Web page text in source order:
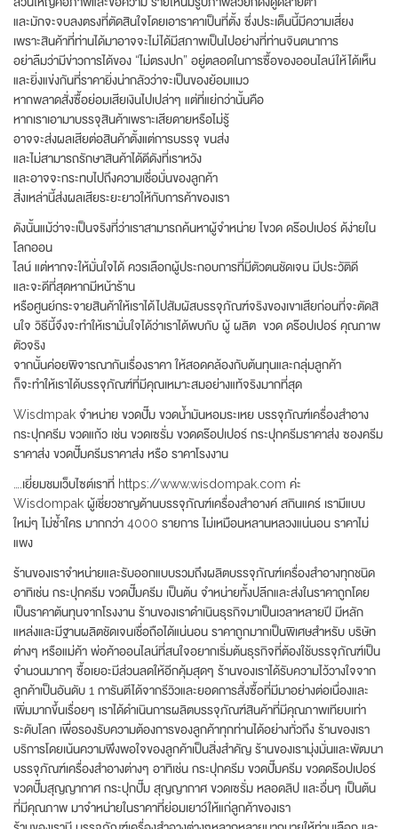
และมักจะจบลงตรงที่ตัดสินใจโดยเอาราคาเป็นที่ตั้ง ซึ่งประเด็นนี้มีความเสี่ยง
เพราะสินค้าที่ท่านได้มาอาจจะไม่ได้มีสภาพเป็นไปอย่างที่ท่านจินตนาการ
อย่าลืมว่ามีข่าวการได้ของ “ไม่ตรงปก” อยู่ตลอดในการซื้อของออนไลน์ให้ได้เห็น
และยิ่งแข่งกันที่ราคายิ่งน่ากลัวว่าจะเป็นของย้อมแมว
หากพลาดสั่งซื้อย่อมเสียเงินไปเปล่าๆ แต่ที่แย่กว่านั้นคือ
หากเราเอามาบรรจุสินค้าเพราะเสียดายหรือไม่รู้
อาจจะส่งผลเสียต่อสินค้าตั้งแต่การบรรจุ ขนส่ง
และไม่สามารถรักษาสินค้าได้ดีดังที่เราหวัง
และอาจจะกระทบไปถึงความเชื่อมั่นของลูกค้า
สิ่งเหล่านี้ส่งผลเสียระยะยาวให้กับการค้าของเรา
ดังนั้นแม้ว่าจะเป็นจริงที่ว่าเราสามารถค้นหาผู้จำหน่าย ไขวด ดร๊อปเปอร์ ด้ง่ายใน
โลกออน
ไลน์ แต่หากจะให้มั่นใจได้ ควรเลือกผู้ประกอบการที่มีตัวตนชัดเจน มีประวัติดี
และจะดีที่สุดหากมีหน้าร้าน
หรือศูนย์กระจายสินค้าให้เราได้ไปสัมผัสบรรจุภัณฑ์จริงของเขาเสียก่อนที่จะตัดสิ
นใจ วิธีนี้จึงจะทำให้เรามั่นใจได้ว่าเราได้พบกับ ผู้ ผลิต ขวด ดร๊อปเปอร์ คุณภาพ
ตัวจริง
จากนั้นค่อยพิจารณากันเรื่องราคา ให้สอดคล้องกับต้นทุนและกลุ่มลูกค้า
ก็จะทำให้เราได้บรรจุภัณฑ์ที่มีคุณเหมาะสมอย่างแท้จริงมากที่สุด
Wisdmpak จำหน่าย ขวดปั๊ม ขวดน้ำมันหอมระเหย บรรจุภัณฑ์เครื่องสำอาง
กระปุกครีม ขวดแก้ว เช่น ขวดเซรั่ม ขวดดร๊อปเปอร์ กระปุกครีมราคาส่ง ซองครีม
ราคาส่ง ขวดปั๊มครีมราคาส่ง หรือ ราคาโรงงาน
….เยี่ยมชมเว็บไซต์เราที่ https://www.wisdompak.com ค่ะ
Wisdompak ผู้เชี่ยวชาญด้านบรรจุภัณฑ์เครื่องสำอางค์ สกินแคร์ เรามีแบบ
ใหม่ๆ ไม่ซ้ำใคร มากกว่า 4000 รายการ ไม่เหมือนหลานหลวงแน่นอน ราคาไม่
แพง
ร้านของเราจำหน่ายและรับออกแบบรวมถึงผลิตบรรจุภัณฑ์เครื่องสำอางทุกชนิด
อาทิเช่น กระปุกครีม ขวดปั๊มครีม เป็นต้น จำหน่ายทั้งปลีกและส่งในราคาถูกโดย
เป็นราคาต้นทุนจากโรงงาน ร้านของเราดำเนินธุรกิจมาเป็นเวลาหลายปี มีหลัก
แหล่งและมีฐานผลิตชัดเจนเชื่อถือได้แน่นอน ราคาถูกมากเป็นพิเศษสำหรับ บริษัท
ต่างๆ หรือแม่ค้า พ่อค้าออนไลน์ที่สนใจอยากเริ่มต้นธุรกิจที่ต้องใช้บรรจุภัณฑ์เป็น
จำนวนมากๆ ซื้อเยอะมีส่วนลดให้อีกคุ้มสุดๆ ร้านของเราได้รับความไว้วางใจจาก
ลูกค้าเป็นอันดับ 1 การันตีได้จากรีวิวและยอดการสั่งซื้อที่มีมาอย่างต่อเนื่องและ
เพิ่มมากขึ้นเรื่อยๆ เราได้ดำเนินการผลิตบรรจุภัณฑ์สินค้าที่มีคุณภาพเทียบเท่า
ระดับโลก เพื่อรองรับความต้องการของลูกค้าทุกท่านได้อย่างทั่วถึง ร้านของเรา
บริการโดยเน้นความพึงพอใจของลูกค้าเป็นสิ่งสำคัญ ร้านของเรามุ่งมั่นและพัฒนา
บรรจุภัณฑ์เครื่องสำอางต่างๆ อาทิเช่น กระปุกครีม ขวดปั๊มครีม ขวดดร๊อปเปอร์
ขวดปั๊มสุญญากาศ กระปุกปั๊ม สุญญากาศ ขวดเซรั่ม หลอดลิป และอื่นๆ เป็นต้น
ที่มีคุณภาพ มาจำหน่ายในราคาที่ย่อมเยาว์ให้แก่ลูกค้าของเรา